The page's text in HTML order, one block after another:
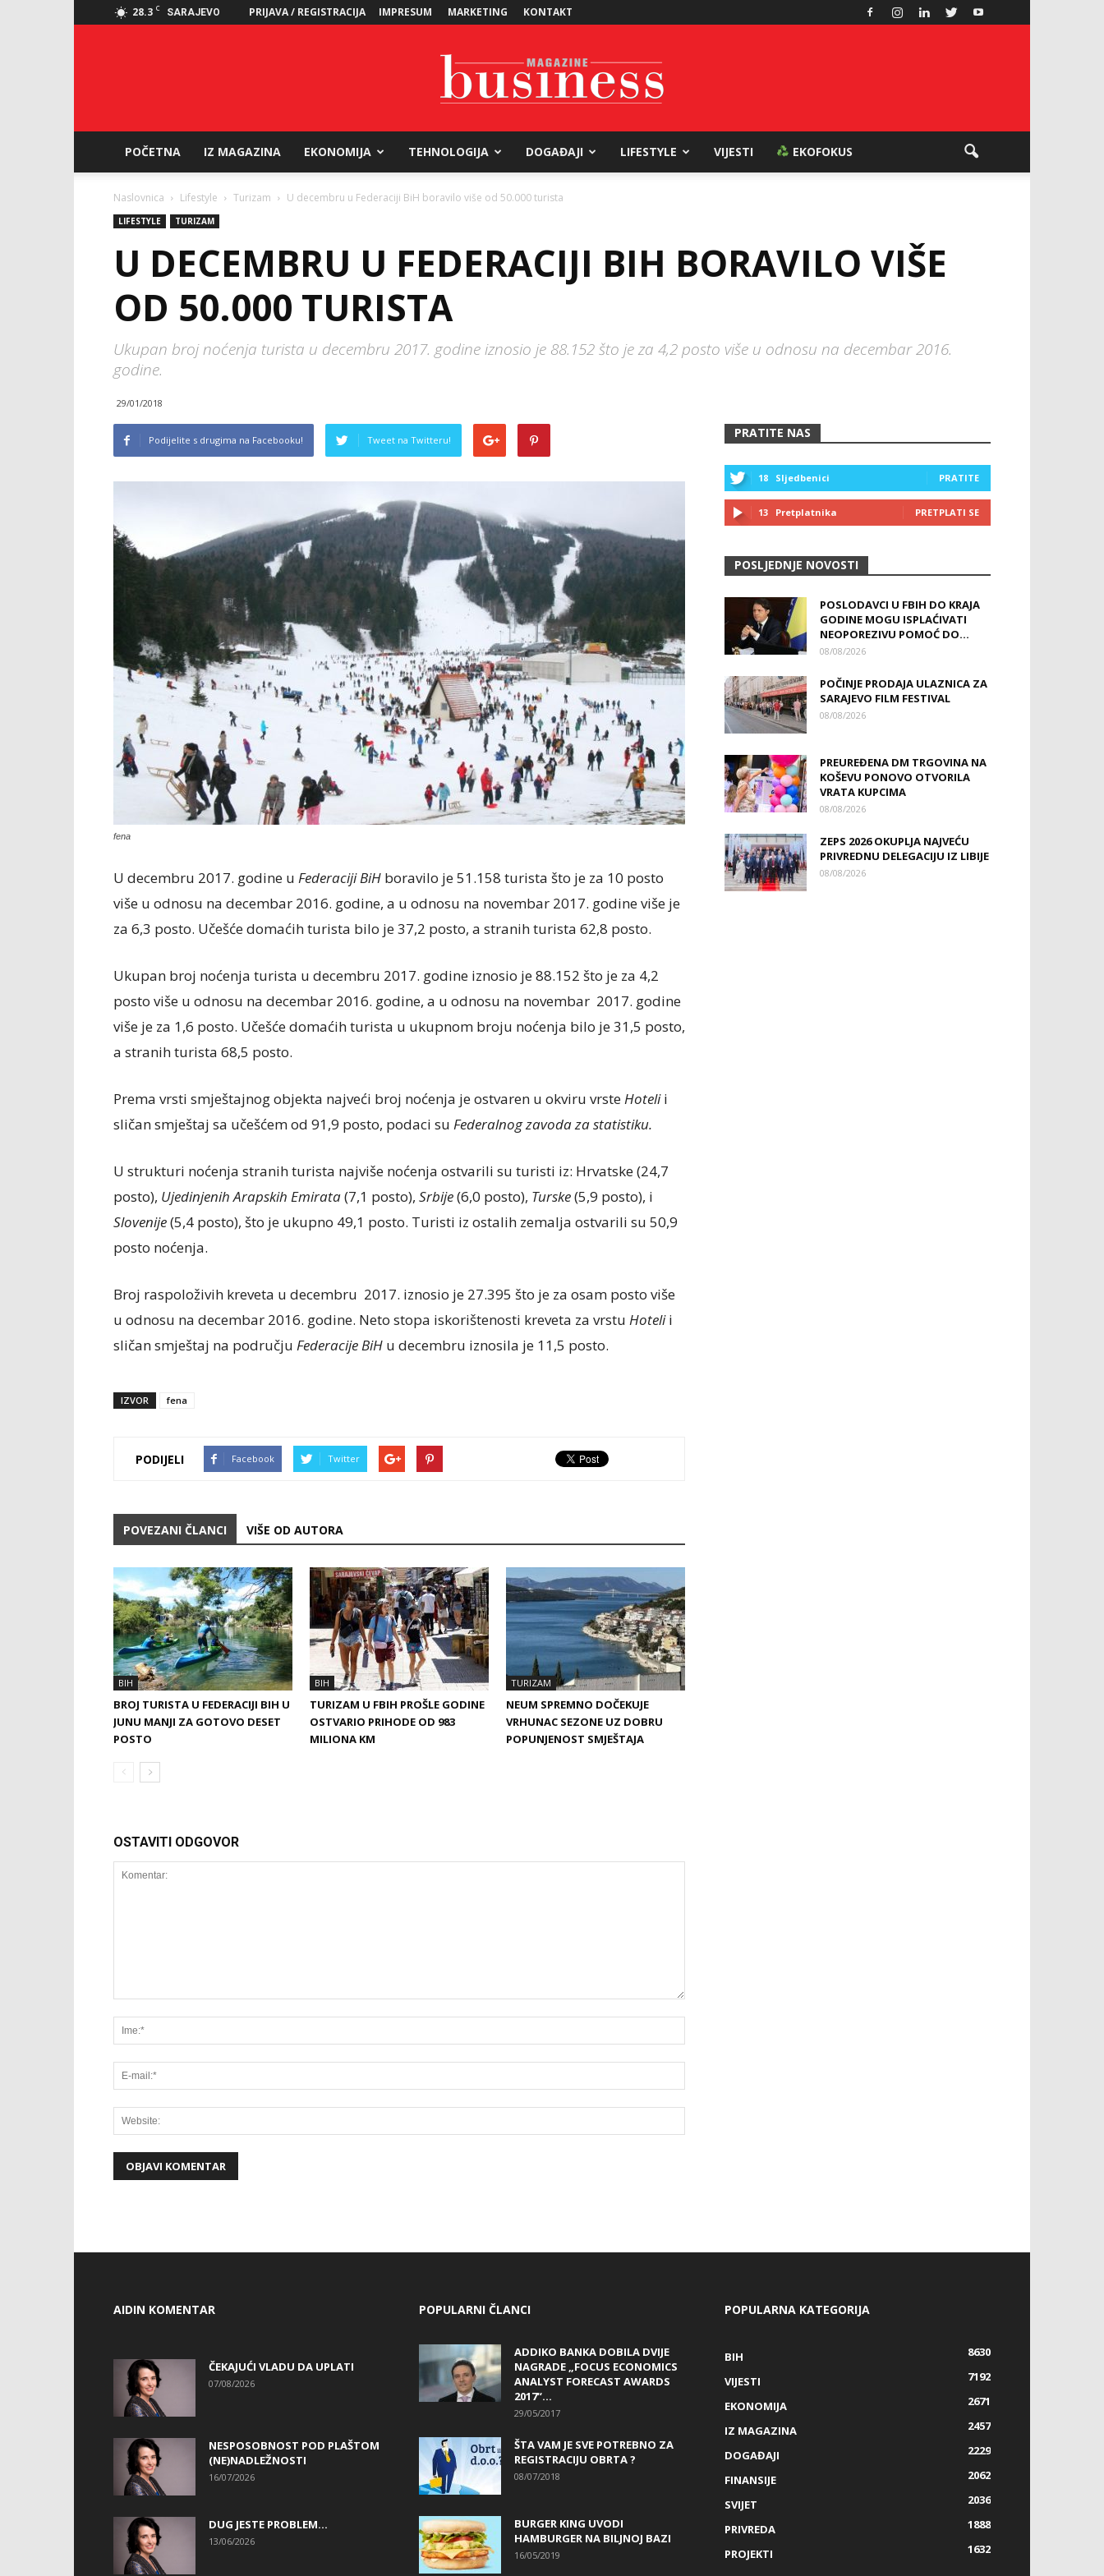
28.3 C SARAJEVO PRIJAVA / REGISTRACIJA IMPRESUM MARKETING KONTAKT
Magazine
POČETNA IZ MAGAZINA EKONOMIJA TEHNOLOGIJA DOGAĐAJI LIFESTYLE VIJESTI EKOFOKUS
Naslovnica Lifestyle Turizam U decembru u Federaciji BiH boravilo više od 50.000 turista
LIFESTYLE TURIZAM
U DECEMBRU U FEDERACIJI BIH BORAVILO VIŠE
OD 50.000 TURISTA
Ukupan broj noćenja turista u decembru 2017. godine iznosio je 88.152 što je za 4,2 posto više u odnosu na decembar 2016.
godine.
29/01/2018
Podijelite s drugima na Facebooku! Tweet na Twitteru!
fena
U decembru 2017. godine u Federaciji BiH boravilo je 51.158 turista što je za 10 posto
više u odnosu na decembar 2016. godine, a u odnosu na novembar 2017. godine više je
za 6,3 posto. Učešće domaćih turista bilo je 37,2 posto, a stranih turista 62,8 posto.
Ukupan broj noćenja turista u decembru 2017. godine iznosio je 88.152 što je za 4,2
posto više u odnosu na decembar 2016. godine, a u odnosu na novembar 2017. godine
više je za 1,6 posto. Učešće domaćih turista u ukupnom broju noćenja bilo je 31,5 posto,
a stranih turista 68,5 posto.
Prema vrsti smještajnog objekta najveći broj noćenja je ostvaren u okviru vrsteHotelii
sličan smještaj sa učešćem od 91,9 posto, podaci su Federalnog zavoda za statistiku.
U strukturi noćenja stranih turista najviše noćenja ostvarili su turisti iz: Hrvatske (24,7
posto), Ujedinjenih Arapskih Emirata(7,1 posto), Srbije(6,0 posto), Turske(5,9 posto), i
Slovenije(5,4 posto), što je ukupno 49,1 posto. Turisti iz ostalih zemalja ostvarili su 50,9
posto noćenja.
Broj raspoloživih kreveta u decembru 2017. iznosio je 27.395 što je za osam posto više
u odnosu na decembar 2016. godine. Neto stopa iskorištenosti kreveta za vrstu Hotelii
sličan smještaj na području Federacije BiH u decembru iznosila je 11,5 posto.
IZVOR fena
PODIJELI Facebook Twitter
POVEZANI ČLANCI VIŠE OD AUTORA
BIH
BROJ TURISTA U FEDERACIJI BIH U
JUNU MANJI ZA GOTOVO DESET
POSTO
BIH
TURIZAM U FBIH PROŠLE GODINE
OSTVARIO PRIHODE OD 983
MILIONA KM
TURIZAM
NEUM SPREMNO DOČEKUJE
VRHUNAC SEZONE UZ DOBRU
POPUNJENOST SMJEŠTAJA
OSTAVITI ODGOVOR
PRATITE NAS
18 Sljedbenici PRATITE
13 Pretplatnika PRETPLATI SE
POSLJEDNJE NOVOSTI
POSLODAVCI U FBIH DO KRAJA
GODINE MOGU ISPLAĆIVATI
NEOPOREZIVU POMOĆ DO...
08/08/2026
POČINJE PRODAJA ULAZNICA ZA
SARAJEVO FILM FESTIVAL
08/08/2026
PREUREĐENA DM TRGOVINA NA
KOŠEVU PONOVO OTVORILA
VRATA KUPCIMA
08/08/2026
ZEPS 2026 OKUPLJA NAJVEĆU
PRIVREDNU DELEGACIJU IZ LIBIJE
08/08/2026
AIDIN KOMENTAR
ČEKAJUĆI VLADU DA UPLATI
07/08/2026
NESPOSOBNOST POD PLAŠTOM
(NE)NADLEŽNOSTI
16/07/2026
DUG JESTE PROBLEM…
13/06/2026
POPULARNI ČLANCI
ADDIKO BANKA DOBILA DVIJE
NAGRADE „FOCUS ECONOMICS
ANALYST FORECAST AWARDS
2017“...
29/05/2017
ŠTA VAM JE SVE POTREBNO ZA
REGISTRACIJU OBRTA ?
08/07/2018
BURGER KING UVODI
HAMBURGER NA BILJNOJ BAZI
16/05/2019
POPULARNA KATEGORIJA
BIH
8630
VIJESTI
7192
EKONOMIJA
2671
IZ MAGAZINA
2457
DOGAĐAJI
2229
FINANSIJE
2062
SVIJET
2036
PRIVREDA
1888
PROJEKTI
1632